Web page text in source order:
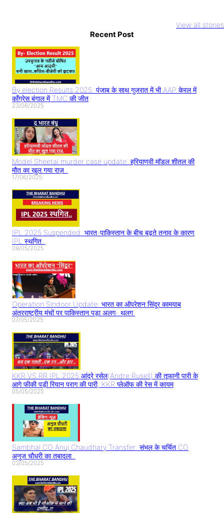
View all stories
तरह बनाते हैं वीडियो
तो सावधान
आलिया भट्ट और
ki prem
Recent Post
By election Results 2025: पंजाब के साथ गुजरात में भी AAP केरल में
काँग्रेस बंगाल में TMC की जीत
23/06/2025
Model Sheetal murder case update: हरियाणवी मॉडल शीतल की
मौत का खुल गया राज़..
17/06/2025
IPL 2025 Suspended: भारत-पाकिस्तान के बीच बढ़ते तनाव के कारण
IPL स्थगित..
09/05/2025
Operation Sindoor Update: भारत का ऑपरेशन सिंदूर कामयाब
अंतरराष्ट्रीय मंचों पर पाकिस्तान पड़ा अलग- थलग
07/05/2025
KKR VS RR IPL 2025:आंद्रे रसेल(Andre Rusell) की तूफानी पारी के
आगे फीकी पड़ी रियान पराग की पारी, KKR प्लेऑफ की रेस में कायम
05/05/2025
Sambhal CO Anuj Chaudhary Transfer: संभल के चर्चित CO
अनुज चौधरी का तबादला..
03/05/2025